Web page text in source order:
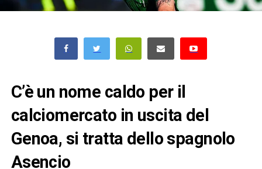
C’è un nome caldo per il
calciomercato in uscita del
Genoa, si tratta dello spagnolo
Asencio